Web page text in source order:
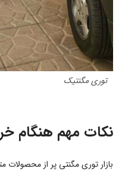
توری مگنتیک
نکات مهم هنگام
بازار توری مگنتی پر از